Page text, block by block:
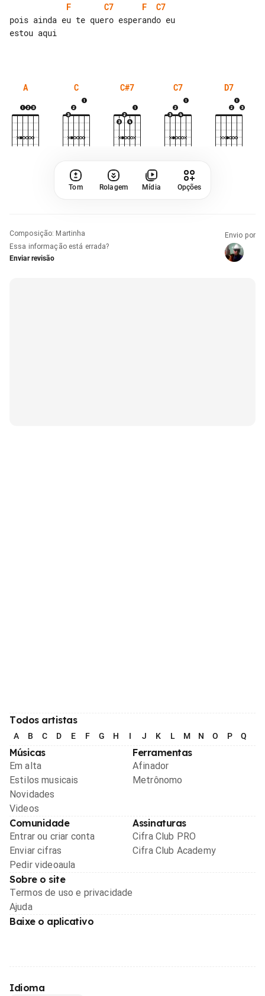
F
C7 F
C7
pois ainda eu te quero esperando eu
estou aqui
A C C#7 C7 D7
Tom Rolagem Mídia Opções
Composição: Martinha
Essa informação está errada?
Enviar revisão
Envio por
Todos artistas
A B C D E F G H I J K L M N O P Q
Músicas
Em alta
Estilos musicais
Novidades
Videos
Ferramentas
Afinador
Metrônomo
Comunidade
Entrar ou criar conta
Enviar cifras
Pedir videoaula
Assinaturas
Cifra Club PRO
Cifra Club Academy
Sobre o site
Termos de uso e privacidade
Ajuda
Baixe o aplicativo
Idioma